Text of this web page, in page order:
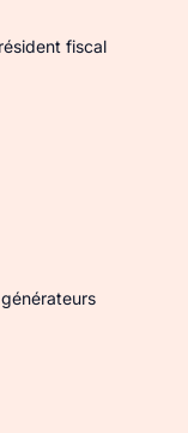
fiscal